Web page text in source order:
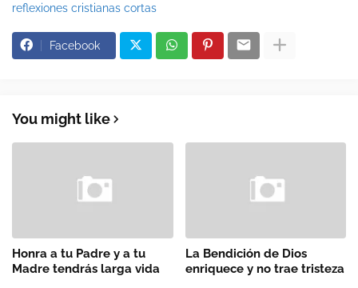
reflexiones cristianas cortas
Facebook
You might like
Honra a tu Padre y a tu
Madre tendrás larga vida
La Bendición de Dios
enriquece y no trae tristeza